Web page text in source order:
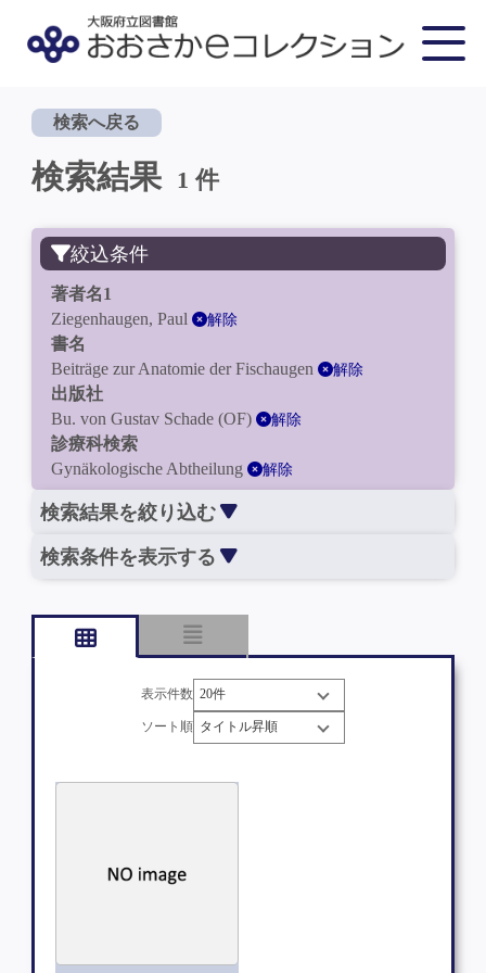
検索へ戻る
検索結果 1 件
絞込条件
著者名1
Ziegenhaugen, Paul
解除
書名
Beiträge zur Anatomie der Fischaugen
解除
出版社
Bu. von Gustav Schade (OF)
解除
診療科検索
Gynäkologische Abtheilung
解除
検索結果を絞り込む
検索条件を表示する
表示件数
ソート順